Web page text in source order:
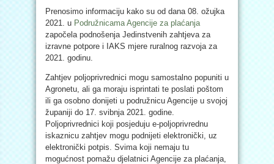
Prenosimo informaciju kako su od dana 08. ožujka
2021. u Podružnicama Agencije za plaćanja
započela podnošenja Jedinstvenih zahtjeva za
izravne potpore i IAKS mjere ruralnog razvoja za
2021. godinu.
Zahtjev poljoprivrednici mogu samostalno popuniti u
Agronetu, ali ga moraju isprintati te poslati poštom
ili ga osobno donijeti u podružnicu Agencije u svojoj
županiji do 17. svibnja 2021. godine.
Poljoprivrednici koji posjeduju e-poljoprivrednu
iskaznicu zahtjev mogu podnijeti elektronički, uz
elektronički potpis. Svima koji nemaju tu
mogućnost pomažu djelatnici Agencije za plaćanja,